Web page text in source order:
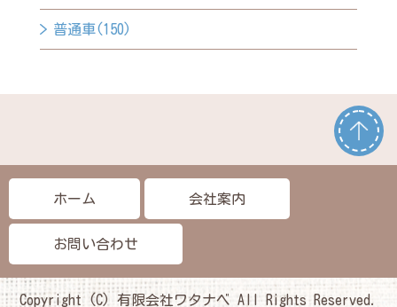
普通車(150)
ホーム 会社案内
お問い合わせ
Copyright (C) 有限会社ワタナベ All Rights Reserved.